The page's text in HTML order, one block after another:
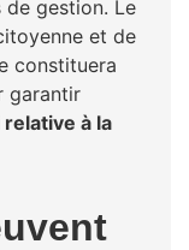
gestion. Le
et de
constituera
garantir
relative à la